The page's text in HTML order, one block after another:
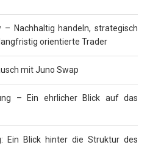
– Nachhaltig handeln, strategisch
orientierte Trader
mit Juno Swap
– Ein ehrlicher Blick auf das
Ein Blick hinter die Struktur des